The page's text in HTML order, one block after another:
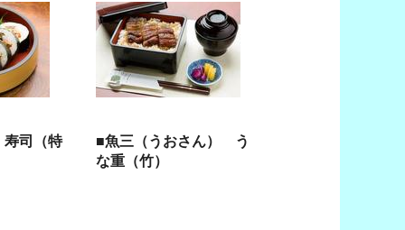
司（特
■魚三（うおさん） う
な重（竹）